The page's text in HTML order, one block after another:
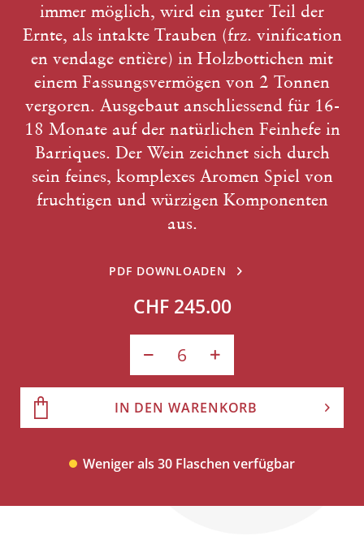
immer möglich, wird ein guter Teil der
Ernte, als intakte Trauben (frz. vinification
en vendage entière) in Holzbottichen mit
einem Fassungsvermögen von 2 Tonnen
vergoren. Ausgebaut anschliessend für 16-
18 Monate auf der natürlichen Feinhefe in
Barriques. Der Wein zeichnet sich durch
sein feines, komplexes Aromen Spiel von
fruchtigen und würzigen Komponenten
aus.
PDF DOWNLOADEN
CHF 245.00
IN DEN WARENKORB
Weniger als 30 Flaschen verfügbar